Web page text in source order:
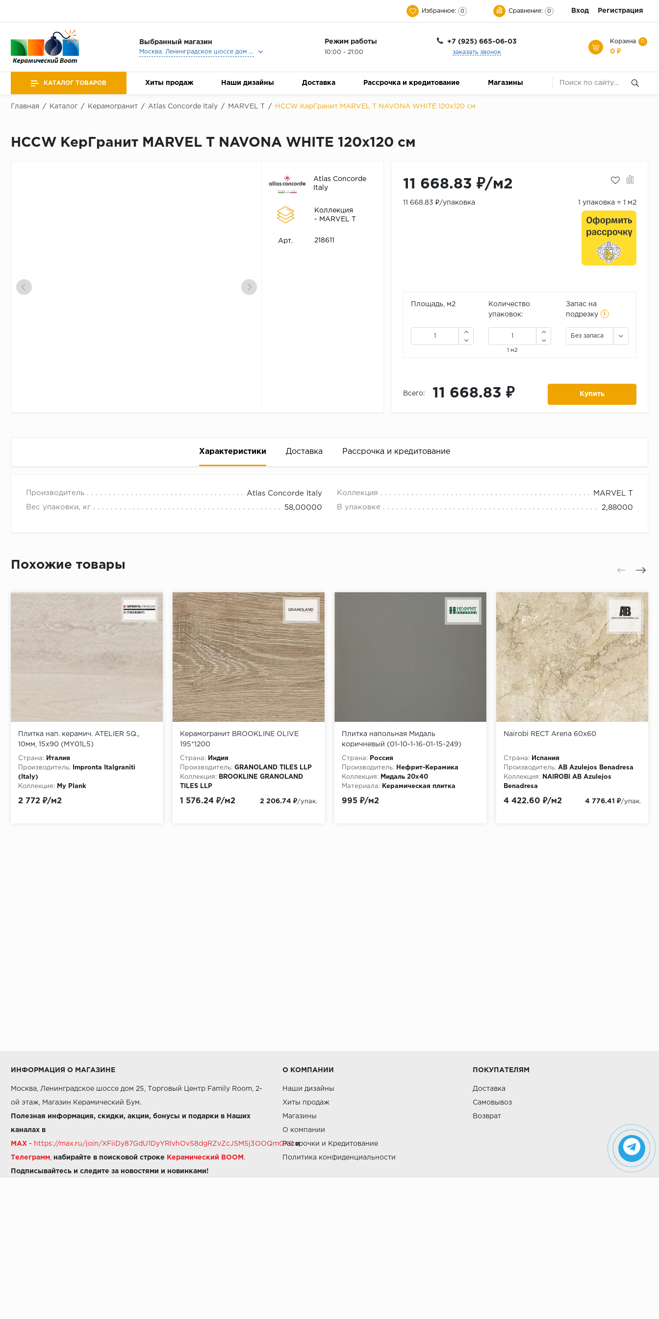
Избранное: 0 Сравнение: 0 Вход Регистрация
Выбранный магазин
Москва, Ленинградское шоссе дом 25, Торговый Центр Family Room, 2-ой этаж, Магазин Керамический Бум.
Режим работы
10:00 - 21:00
+7 (925) 665-06-03
заказать звонок
Корзина 0
0 ₽
КАТАЛОГ ТОВАРОВ Хиты продаж Наши дизайны Доставка Рассрочка и кредитование Магазины
Главная / Каталог / Керамогранит / Atlas Concorde Italy / MARVEL T / HCCW КерГранит MARVEL T NAVONA WHITE 120x120 см
HCCW КерГранит MARVEL T NAVONA WHITE 120x120 см
Atlas Concorde
Italy
Коллекция
- MARVEL T
Арт. 218611
11 668.83 ₽/м2
11 668.83 ₽/упаковка 1 упаковка = 1 м2
Площадь, м2
Количество
упаковок:
1 м2
Запас на
подрезку
i
Без запаса
Всего: 11 668.83 ₽ Купить
Характеристики Доставка Рассрочка и кредитование
Производитель Atlas Concorde Italy Коллекция MARVEL T
Вес упаковки, кг 58,00000 В упаковке 2,88000
Высокая вероятность одобрения: до 95%
Одобрение за 1-2 минуты
Срок предоставления кредита от 3 до 36 месяцев Срок предоставления рассрочки от 3 до 10 месяцев
Достаточно только паспорта
Похожие товары
Плитка нап. керамич. ATELIER SQ.,
10мм, 15x90 (MY01L5)
Страна:
Италия
Производитель:
Impronta Italgraniti
(Italy)
Коллекция:
My Plank
2 772 ₽/м2
Керамогранит BROOKLINE OLIVE
195*1200
Страна:
Индия
Производитель: GRANOLAND TILES LLP
Коллекция:
BROOKLINE GRANOLAND
TILES LLP
Особенности:
BROOKLINE OLIVE
1 576.24 ₽/м2 2 206.74 ₽/упак.
Плитка напольная Мидаль
коричневый (01-10-1-16-01-15-249)
38,5х38,5 (0,888м2/63,936м2)
Страна:
Россия
Производитель:
Нефрит-Керамика
Коллекция:
Мидаль 20х40
Материала:
Керамическая плитка
995 ₽/м2
Nairobi RECT Arena 60x60
Страна:
Испания
Производитель: AB Azulejos Benadresa
Коллекция:
NAIROBI AB Azulejos
Benadresa
4 422.60 ₽/м2 4 776.41 ₽/упак.
ИНФОРМАЦИЯ О МАГАЗИНЕ
Москва, Ленинградское шоссе дом 25, Торговый Центр Family Room, 2-
ой этаж, Магазин Керамический Бум.
Полезная информация, скидки, акции, бонусы и подарки в Наших
каналах в
MAX - https://max.ru/join/XFiiDy87GdU1DyYRlvhOvS8dgRZvZcJSM5j3OOQm0X0 и
Телеграмм набирайте в поисковой строке Керамический BOOM .
Подписывайтесь и следите за новостями и новинками!
О КОМПАНИИ
Наши дизайны
Хиты продаж
Магазины
О компании
Рассрочки и Кредитование
Политика конфиденциальности
ПОКУПАТЕЛЯМ
Доставка
Самовывоз
Возврат